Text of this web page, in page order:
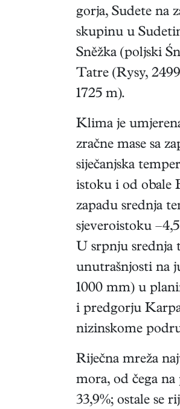
gorja, Sudete na
skupinu u
Sněžka (poljski
Tatre (Rysy,
1725 m).
Klima je
zračne mase sa
siječanjska
istoku i od obale
zapadu srednja
sjeveroistoku
U srpnju srednja
unutrašnjosti na
1000 mm) u
i predgorju
nizinskome
Riječna mreža
mora, od čega
33,9%; ostale se